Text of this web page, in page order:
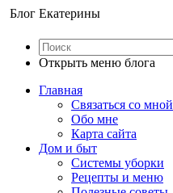
Блог Екатерины
Открыть меню блога
Главная
Связаться со мной
Обо мне
Карта сайта
Дом и быт
Системы уборки
Рецепты и меню